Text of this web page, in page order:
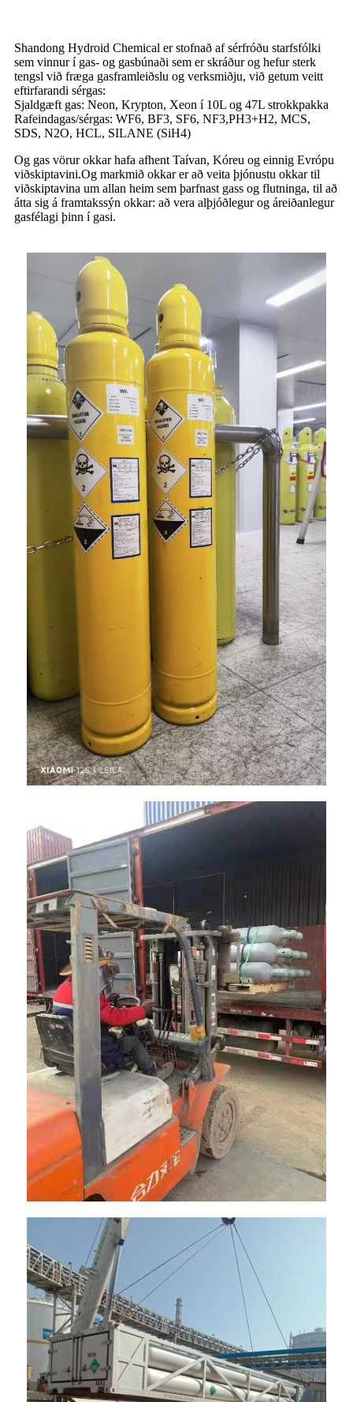
Shandong Hydroid Chemical er stofnað af sérfróðu starfsfólki
sem vinnur í gas- og gasbúnaði sem er skráður og hefur sterk
tengsl við fræga gasframleiðslu og verksmiðju, við getum veitt
eftirfarandi sérgas:
Sjaldgæft gas: Neon, Krypton, Xeon í 10L og 47L strokkpakka
Rafeindagas/sérgas: WF6, BF3, SF6, NF3,PH3+H2, MCS,
SDS, N2O, HCL, SILANE (SiH4)
Og gas vörur okkar hafa afhent Taívan, Kóreu og einnig Evrópu
viðskiptavini.Og markmið okkar er að veita þjónustu okkar til
viðskiptavina um allan heim sem þarfnast gass og flutninga, til að
átta sig á framtakssýn okkar: að vera alþjóðlegur og áreiðanlegur
gasfélagi þinn í gasi.